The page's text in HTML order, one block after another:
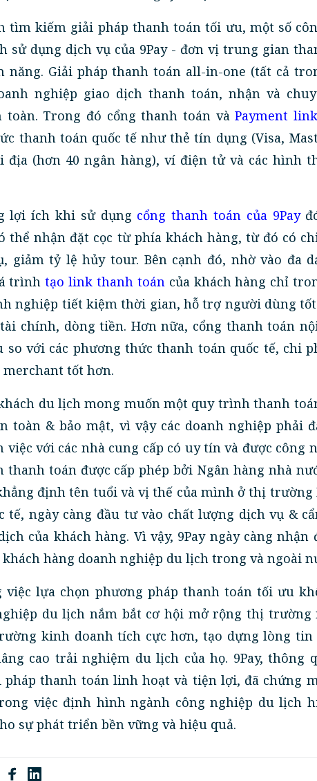
tìm kiếm giải pháp thanh toán tối ưu, một số
sử dụng dịch vụ của 9Pay - đơn vị trung gian
Giải pháp thanh toán all-in-one (tất cả
nghiệp giao dịch thanh toán, nhận và
toàn. Trong đó cổng thanh toán vàPayment link
thanh toán quốc tế như thẻ tín dụng (Visa,
địa (hơn 40 ngân hàng), ví điện tử và các hình
lợi ích khi sử dụng cổng thanh toán của 9Pay
thể nhận đặt cọc từ phía khách hàng, từ đó có
giảm tỷ lệ hủy tour. Bên cạnh đó, nhờ vào đa
trìnhtạo link thanh toáncủa khách hàng chỉ
nghiệp tiết kiệm thời gian, hỗ trợ người dùng
chính, dòng tiền. Hơn nữa, cổng thanh toán
với các phương thức thanh toán quốc tế, chi
merchant tốt hơn.
du lịch mong muốn một quy trình thanh
toàn & bảo mật, vì vậy các doanh nghiệp phải
việc với các nhà cung cấp có uy tín và được công
toán được cấp phép bởi Ngân hàng nhà
định tên tuổi và vị thế của mình ở thị trường
tế, ngày càng đầu tư vào chất lượng dịch vụ &
của khách hàng. Vì vậy, 9Pay ngày càng nhận
hàng doanh nghiệp du lịch trong và ngoài
việc lựa chọn phương pháp thanh toán tối ưu
du lịch nắm bắt cơ hội mở rộng thị trường
kinh doanh tích cực hơn, tạo dựng lòng
cao trải nghiệm du lịch của họ. 9Pay, thông
pháp thanh toán linh hoạt và tiện lợi, đã chứng
việc định hình ngành công nghiệp du lịch
sự phát triển bền vững và hiệu quả.